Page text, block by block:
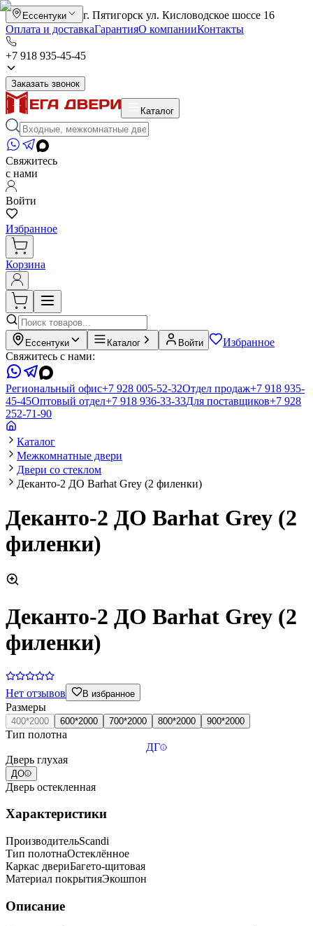
Ессентуки
г. Пятигорск ул. Кисловодское шоссе 16
Оплата и доставкаГарантияО компанииКонтакты
+7 918 935-45-45
Заказать звонок
Каталог
Свяжитесь
с нами
Войти
Избранное
Корзина
Ессентуки Каталог Войти
Избранное
Свяжитесь с нами:
Региональный офис+7 928 005-52-32Отдел продаж+7 918 935-
45-45Оптовый отдел+7 918 936-33-33Для поставщиков+7 928
252-71-90
Каталог
Межкомнатные двери
Двери со стеклом
Деканто-2 ДО Barhat Grey (2 филенки)
Деканто-2 ДО Barhat Grey (2
филенки)
Деканто-2 ДО Barhat Grey (2
филенки)
Нет отзывов В избранное
Размеры
400*2000 600*2000 700*2000 800*2000 900*2000
Тип полотна
ДГ
Дверь глухая
ДО
Дверь остекленная
Характеристики
ПроизводительScandi
Тип полотнаОстеклённое
Каркас двериБагето-щитовая
Материал покрытияЭкошпон
Описание